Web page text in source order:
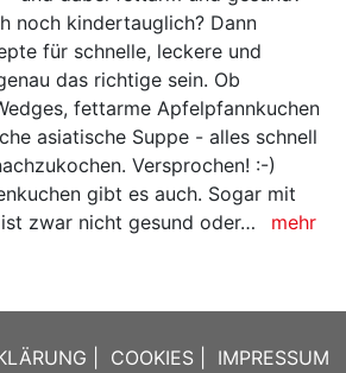
noch kindertauglich? Dann
für schnelle, leckere und
das richtige sein. Ob
fettarme Apfelpfannkuchen
asiatische Suppe - alles schnell
Versprochen! :-)
gibt es auch. Sogar mit
zwar nicht gesund oder…
mehr
COOKIES IMPRESSUM